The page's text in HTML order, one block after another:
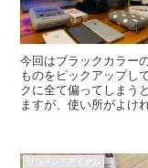
今回はブラックカラー
ものをピックアップし
クに全て偏ってしまう
ますが、使い所がよけ
リコメンドアイテム